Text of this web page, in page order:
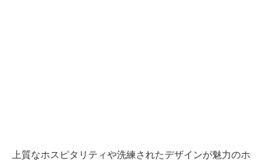
上質なホスピタリティや洗練されたデザインが魅力のホ